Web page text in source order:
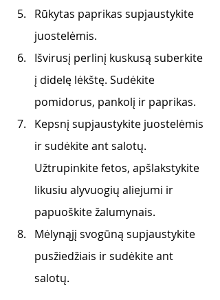
Rūkytas paprikas supjaustykite
juostelėmis.
Išvirusį perlinį kuskusą suberkite
į didelę lėkštę. Sudėkite
pomidorus, pankolį ir paprikas.
Kepsnį supjaustykite juostelėmis
ir sudėkite ant salotų.
Užtrupinkite fetos, apšlakstykite
likusiu alyvuogių aliejumi ir
papuoškite žalumynais.
Mėlynąjį svogūną supjaustykite
pusžiedžiais ir sudėkite ant
salotų.